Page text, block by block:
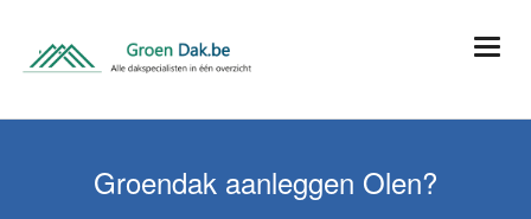
Groendak aanleggen Olen?